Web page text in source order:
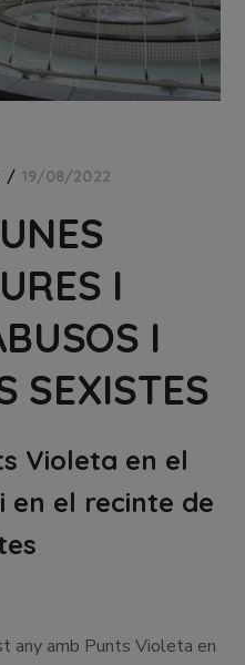
19/08/2022
I
I
SEXISTES
Violeta en el
en el recinte de
any amb Punts Violeta en